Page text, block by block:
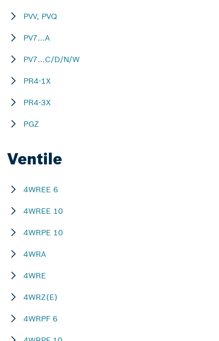
PVV, PVQ
PV7...A
PV7...C/D/N/W
PR4-1X
PR4-3X
PGZ
Ventile
4WREE 6
4WREE 10
4WRPE 10
4WRA
4WRE
4WRZ(E)
4WRPF 6